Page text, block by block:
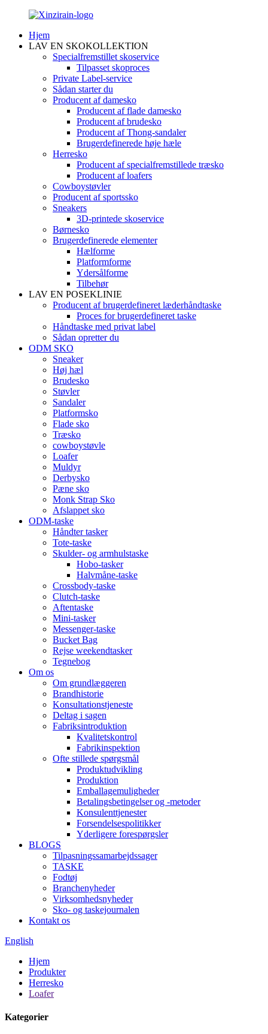
Hjem
LAV EN SKOKOLLEKTION
Specialfremstillet skoservice
Tilpasset skoproces
Private Label-service
Sådan starter du
Producent af damesko
Producent af flade damesko
Producent af brudesko
Producent af Thong-sandaler
Brugerdefinerede høje hæle
Herresko
Producent af specialfremstillede træsko
Producent af loafers
Cowboystøvler
Producent af sportssko
Sneakers
3D-printede skoservice
Børnesko
Brugerdefinerede elementer
Hælforme
Platformforme
Ydersålforme
Tilbehør
LAV EN POSEKLINIE
Producent af brugerdefineret læderhåndtaske
Proces for brugerdefineret taske
Håndtaske med privat label
Sådan opretter du
ODM SKO
Sneaker
Høj hæl
Brudesko
Støvler
Sandaler
Platformsko
Flade sko
Træsko
cowboystøvle
Loafer
Muldyr
Derbysko
Pæne sko
Monk Strap Sko
Afslappet sko
ODM-taske
Håndter tasker
Tote-taske
Skulder- og armhulstaske
Hobo-tasker
Halvmåne-taske
Crossbody-taske
Clutch-taske
Aftentaske
Mini-tasker
Messenger-taske
Bucket Bag
Rejse weekendtasker
Tegnebog
Om os
Om grundlæggeren
Brandhistorie
Konsultationstjeneste
Deltag i sagen
Fabriksintroduktion
Kvalitetskontrol
Fabrikinspektion
Ofte stillede spørgsmål
Produktudvikling
Produktion
Emballagemuligheder
Betalingsbetingelser og -metoder
Konsulenttjenester
Forsendelsespolitikker
Yderligere forespørgsler
BLOGS
Tilpasningssamarbejdssager
TASKE
Fodtøj
Branchenyheder
Virksomhedsnyheder
Sko- og taskejournalen
Kontakt os
English
Hjem
Produkter
Herresko
Loafer
Kategorier